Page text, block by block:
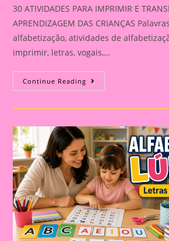
30 ATIVIDADES PARA IMPRIMIR E
APRENDIZAGEM DAS CRIANÇAS
alfabetização, atividades de
imprimir, letras, vogais,…
Continue Reading APOSTILA
DE
SÍLABAS
—
30
ATIVIDADES
PARA
IMPRIMIR
E
TRANSFORMAR
A
APRENDIZAGEM
DAS
CRIANÇAS